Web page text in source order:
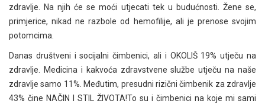
zdravlje. Na njih će se moći utjecati tek u budućnosti. Žene se,
primjerice, nikad ne razbole od hemofilije, ali je prenose svojim
potomcima.
Danas društveni i socijalni čimbenici, ali i OKOLIŠ 19% utječu na
zdravlje. Medicina i kakvoća zdravstvene službe utječu na naše
zdravlje samo 11%. Međutim, presudni rizični čimbenik za zdravlje
43% čine NAČIN I STIL ŽIVOTA!To su i čimbenici na koje mi sami